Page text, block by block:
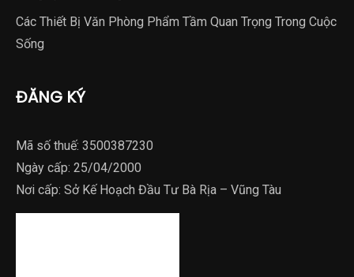
Các Thiết Bị Văn Phòng Phẩm Tầm Quan Trọng Trong Cuộc
Sống
ĐĂNG KÝ
Mã số thuế: 3500387230
Ngày cấp: 25/04/2000
Nơi cấp: Sở Kế Hoạch Đầu Tư Bà Rịa – Vũng Tàu